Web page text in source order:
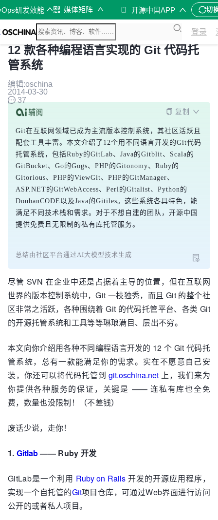
研发效能 媒体矩阵 开源中国APP 切
登录
12 款各种编程语言实现的 Git 代码托
管系统
编辑:oschina
2014-03-30
37
复制
Git在互联网领域已成为主流版本控制系统，其社区活跃且
配套工具丰富。本文介绍了12个用不同语言开发的Git代码
托管系统，包括Ruby的GitLab、Java的Gitblit、Scala的
GitBucket、Go的Gogs、PHP的Gitonomy、Ruby的
Gitorious、PHP的ViewGit、PHP的GitManager、
ASP.NET的GitWebAccess、Perl的Gitalist、Python的
DoubanCODE以及Java的Gitiles。这些系统各具特色，能
满足不同技术栈和需求。对于不想自建的团队，开源中国
提供免费且无限制的私有库托管服务。
总结由社区平台通过AI大模型技术生成
尽管 SVN 在企业中还是占据着主导的位置，但在互联网
世界的版本控制系统中，Git 一枝独秀，而且 Git 的整个社
区非常之活跃，各种围绕着 Git 的代码托管平台、各类 Git
的开源托管系统和工具等等琳琅满目、层出不穷。
本文向你介绍用各种不同编程语言开发的 12 个 Git 代码托
管系统，总有一款能满足你的需求。实在不愿意自己安
装，你还可以将代码托管到git.oschina.net 上，我们来为
你提供各种服务的保证，关键是 —— 连私有库也全免
费，数量也没限制！（不差钱）
废话少说，走你！
1. Gitlab—— Ruby 开发
GitLab是一个利用 Ruby on Rails开发的开源应用程序，
实现一个自托管的Git项目仓库，可通过Web界面进行访问
公开的或者私人项目。